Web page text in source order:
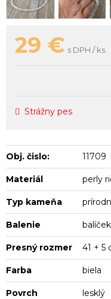
29 € s DPH / ks
Strážny pes
Obj. čislo: 11709
Materiál perly
Typ kameňa
Balenie
Presný rozmer 41 + 5
Farba biela
Povrch lesklý